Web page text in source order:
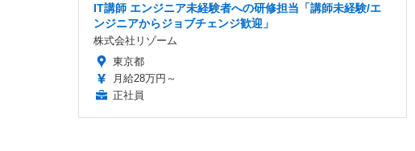
IT講師 エンジニア未経験者への研修担当「講師未経験/エ
ンジニアからジョブチェンジ歓迎」
株式会社リゾーム
東京都
月給28万円～
正社員